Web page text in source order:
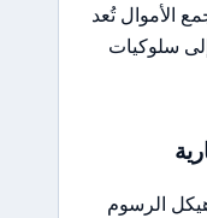
الأموال تُعد
سلوكيات
الرسوم